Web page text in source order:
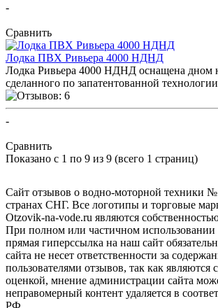
-
Сравнить
Лодка ПВХ Ривьера 4000 НДНД
Лодка Ривьера 4000 НДНД оснащена дном
сделанного по запатентованной
-
Сравнить
Показано с 1 по 9 из 9 (всего 1 страниц)
Сайт отзывов о водно-моторной техники
странах СНГ. Все логотипы и торговые
Otzovik-na-vode.ru являются
При полном или частичном использовании
прямая гиперссылка на наш сайт
сайта не несет ответственности за
пользователями отзывов, так как являются
оценкой, мнение администрации сайта
неправомерный контент удаляется в
РФ.